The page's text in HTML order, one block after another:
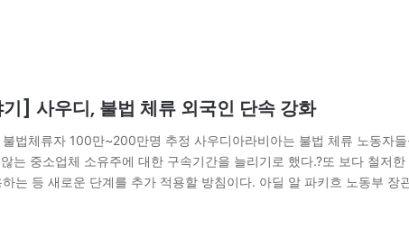
] 사우디, 불법 체류 외국인 단속 강화
법체류자 100만~200만명 추정 사우디아라비아는 불법 체류 노동자
는 중소업체 소유주에 대한 구속기간을 늘리기로 했다.?또 보다 철저
는 등 새로운 단계를 추가 적용할 방침이다. 아딜 알 파키흐 노동부 장